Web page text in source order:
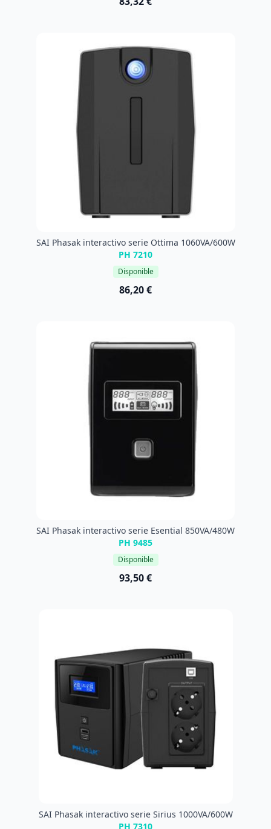
SAI Phasak interactivo serie Ottima 1060VA/600W
PH 7210
Disponible
86,20 €
SAI Phasak interactivo serie Esential 850VA/480W
PH 9485
Disponible
93,50 €
SAI Phasak interactivo serie Sirius 1000VA/600W
PH 7310